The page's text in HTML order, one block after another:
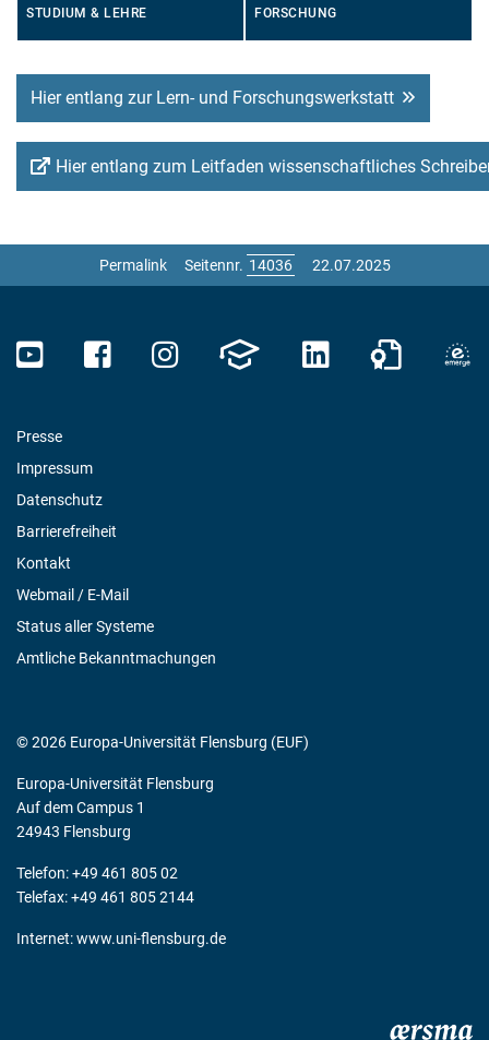
STUDIUM & LEHRE FORSCHUNG
Hier entlang zur Lern- und Forschungswerkstatt
Hier entlang zum Leitfaden wissenschaftliches
Permalink Seitennr. 22.07.2025
Presse
Impressum
Datenschutz
Barrierefreiheit
Kontakt
Webmail / E-Mail
Status aller Systeme
Amtliche Bekanntmachungen
© 2026 Europa-Universität Flensburg (EUF)
Europa-Universität Flensburg
Auf dem Campus 1
24943 Flensburg
Telefon: +49 461 805 02
Telefax: +49 461 805 2144
Internet:www.uni-flensburg.de